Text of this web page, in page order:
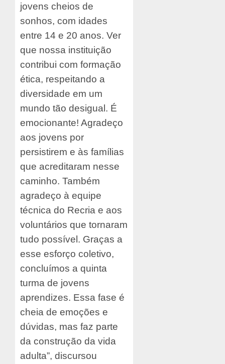
jovens cheios de
sonhos, com idades
entre 14 e 20 anos. Ver
que nossa instituição
contribui com formação
ética, respeitando a
diversidade em um
mundo tão desigual. É
emocionante! Agradeço
aos jovens por
persistirem e às famílias
que acreditaram nesse
caminho. Também
agradeço à equipe
técnica do Recria e aos
voluntários que tornaram
tudo possível. Graças a
esse esforço coletivo,
concluímos a quinta
turma de jovens
aprendizes. Essa fase é
cheia de emoções e
dúvidas, mas faz parte
da construção da vida
adulta”, discursou